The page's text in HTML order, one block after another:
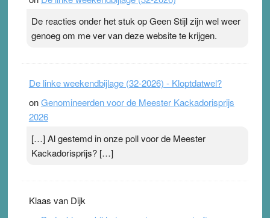
ademen’ kan goud waard zijn. Door…Lees meer
Pleisterplakkers in de topspsort ›[...]
De reacties onder het stuk op Geen Stijl zijn wel weer
genoeg om me ver van deze website te krijgen.
De linke weekendbijlage (32-2026) - Kloptdatwel?
onGenomineerden voor de Meester Kackadorisprijs
2026
[…] Al gestemd in onze poll voor de Meester
Kackadorisprijs? […]
Klaas van Dijk